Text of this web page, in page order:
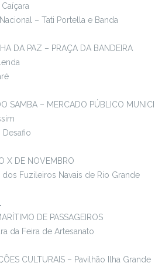
– Tati Portella e Banda
DA PAZ – PRAÇA DA BANDEIRA
SAMBA – MERCADO PÚBLICO
Desafio
X DE NOVEMBRO
dos Fuzileiros Navais de Rio Grande
DE PASSAGEIROS
da Feira de Artesanato
CULTURAIS – Pavilhão Ilha Grande